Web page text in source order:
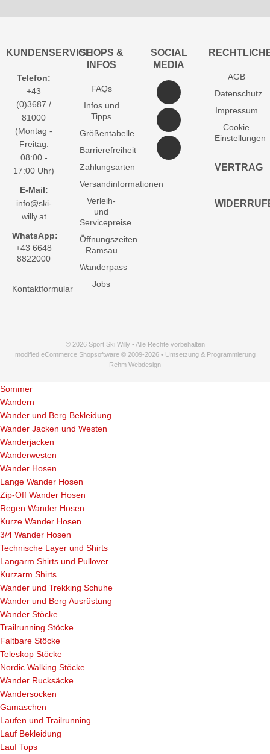
KUNDENSERVICE
Telefon:
+43
(0)3687 /
81000
(Montag -
Freitag:
08:00 -
17:00 Uhr)
E-Mail:
info@ski-
willy.at
WhatsApp:
+43 6648
8822000
Kontaktformular
SHOPS &
INFOS
FAQs
Infos und
Tipps
Größentabelle
Barrierefreiheit
Zahlungsarten
Versandinformationen
Verleih-
und
Servicepreise
Öffnungszeiten
Ramsau
Wanderpass
Jobs
SOCIAL
MEDIA
AGB
Datenschutz
Impressum
Cookie
Einstellungen
VERTRAG
© 2026 Sport Ski Willy • Alle Rechte vorbehalten
modified eCommerce Shopsoftware © 2009-2026 • Umsetzung & Programmierung
Rehm Webdesign
Sommer
Wandern
Wander und Berg Bekleidung
Wander Jacken und Westen
Wanderjacken
Wanderwesten
Wander Hosen
Lange Wander Hosen
Zip-Off Wander Hosen
Regen Wander Hosen
Kurze Wander Hosen
3/4 Wander Hosen
Technische Layer und Shirts
Langarm Shirts und Pullover
Kurzarm Shirts
Wander und Trekking Schuhe
Wander und Berg Ausrüstung
Wander Stöcke
Trailrunning Stöcke
Faltbare Stöcke
Teleskop Stöcke
Nordic Walking Stöcke
Wander Rucksäcke
Wandersocken
Gamaschen
Laufen und Trailrunning
Lauf Bekleidung
Lauf Tops